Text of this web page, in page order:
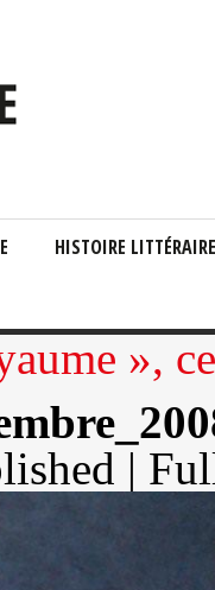
HISTOIRE LITTÉRAIRE
»,
|